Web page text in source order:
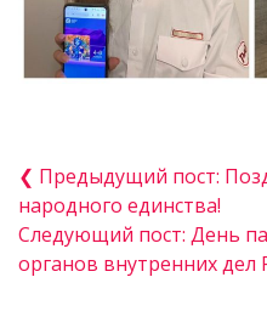
❮ Предыдущий пост:
народного единства!
Следующий пост: День
органов внутренних дел